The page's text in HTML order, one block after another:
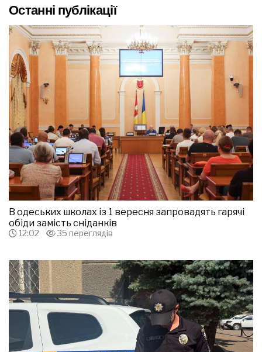
Останні публікації
В одеських школах із 1 вересня запровадять гарячі
обіди замість сніданків
12:02 35 переглядів